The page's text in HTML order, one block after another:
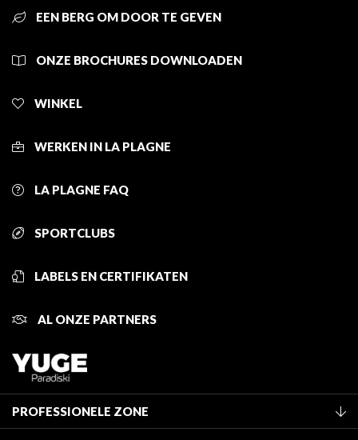
EEN BERG OM DOOR TE GEVEN
ONZE BROCHURES DOWNLOADEN
WINKEL
WERKEN IN LA PLAGNE
LA PLAGNE FAQ
SPORTCLUBS
LABELS EN CERTIFIKATEN
AL ONZE PARTNERS
PROFESSIONELE ZONE